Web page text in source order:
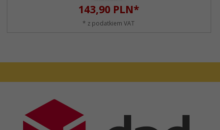
143,90 PLN*
* z podatkiem VAT